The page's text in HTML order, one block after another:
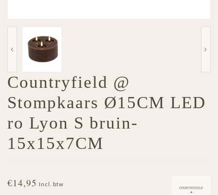
Countryfield @
Stompkaars Ø15CM LED
ro Lyon S bruin-
15x15x7CM
€14,95 Incl. btw